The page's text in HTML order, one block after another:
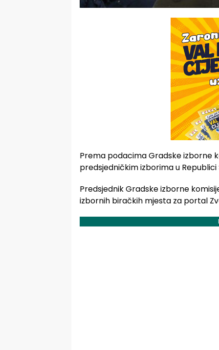
Prema podacima Gradske izborne
predsjedničkim izborima u
Predsjednik Gradske izborne
izbornih biračkih mjesta za portal